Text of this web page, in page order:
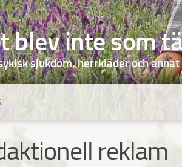
blev inte som
sjukdom, herrkläder och annat
reklam